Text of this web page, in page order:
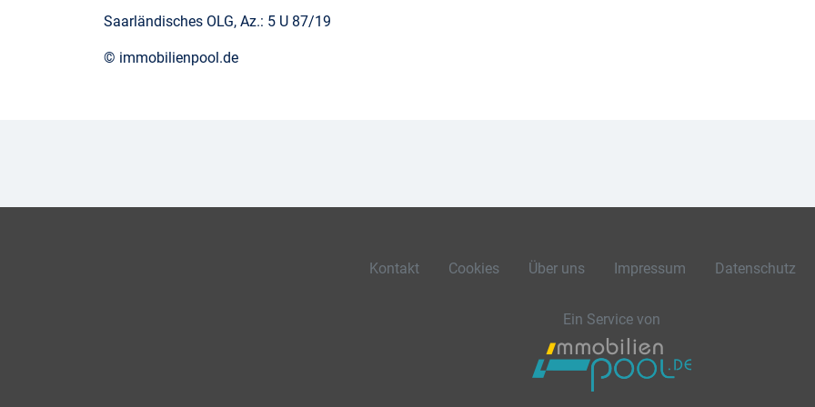
Saarländisches OLG, Az.: 5 U 87/19
© immobilienpool.de
Kontakt Cookies Über uns Impressum Datenschutz
Ein Service von